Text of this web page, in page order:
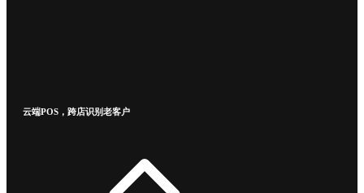
云端POS，跨店识别老客户